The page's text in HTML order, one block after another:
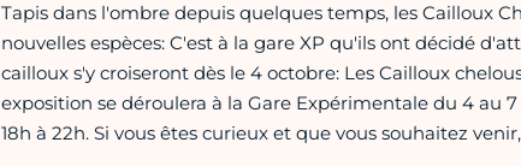
Tapis dans l'ombre depuis quelques temps, les Cailloux
nouvelles espèces: C'est à la gare XP qu'ils ont décidé
cailloux s'y croiseront dès le 4 octobre: Les Cailloux
exposition se déroulera à la Gare Expérimentale du 4 au
18h à 22h. Si vous êtes curieux et que vous souhaitez